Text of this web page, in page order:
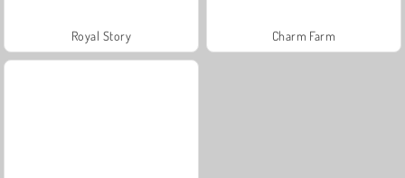
Royal Story Charm Farm